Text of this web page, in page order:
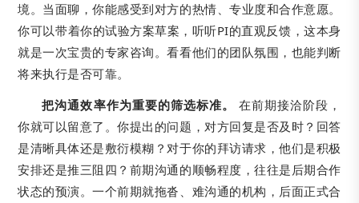
境。当面聊，你能感受到对方的热情、专业度和合作意愿。
你可以带着你的试验方案草案，听听PI的直观反馈，这本身
就是一次宝贵的专家咨询。看看他们的团队氛围，也能判断
将来执行是否可靠。
把沟通效率作为重要的筛选标准。
在前期接洽阶段，
你就可以留意了。你提出的问题，对方回复是否及时？回答
是清晰具体还是敷衍模糊？对于你的拜访请求，他们是积极
安排还是推三阻四？前期沟通的顺畅程度，往往是后期合作
状态的预演。一个前期就拖沓、难沟通的机构，后面正式合